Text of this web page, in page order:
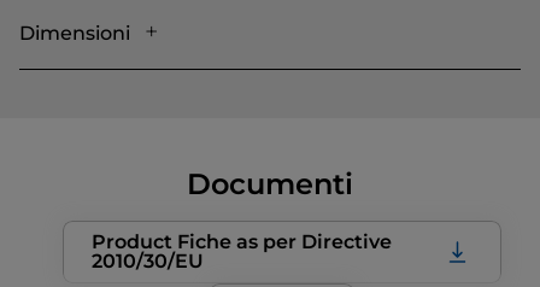
Dimensioni
Documenti
Product Fiche as per Directive
2010/30/EU